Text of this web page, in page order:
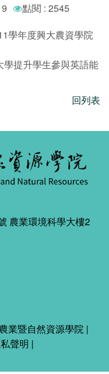
點閱 : 2545
學年度興大農資學院
學提升學生參與英語能
回列表
農業環境科學大樓2
業暨自然資源學院 |
聲明 |